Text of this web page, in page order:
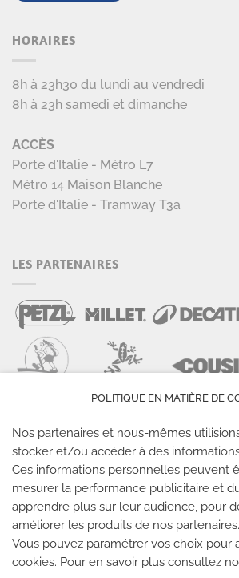
HORAIRES
8h à 23h30 du lundi au vendredi
8h à 23h samedi et dimanche
ACCÈS
Porte d'Italie - Métro L7
Métro 14 Maison Blanche
Porte d'Italie - Tramway T3a
LES PARTENAIRES
LES SALLES CLIMB UP
Climb Up vous accueille dans ses
France
POLITIQUE EN MATIÈRE DE
Nos partenaires et nous-mêmes
stocker et/ou accéder à des
Ces informations personnelles peuvent
mesurer la performance publicitaire et
apprendre plus sur leur audience, pour
améliorer les produits de nos partenaires.
Vous pouvez paramétrer vos choix pour
cookies. Pour en savoir plus consultez